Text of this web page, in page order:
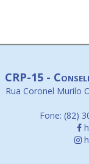
CRP-15 -
Rua Coronel Murilo
Fone: (82)